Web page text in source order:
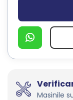
Masinile